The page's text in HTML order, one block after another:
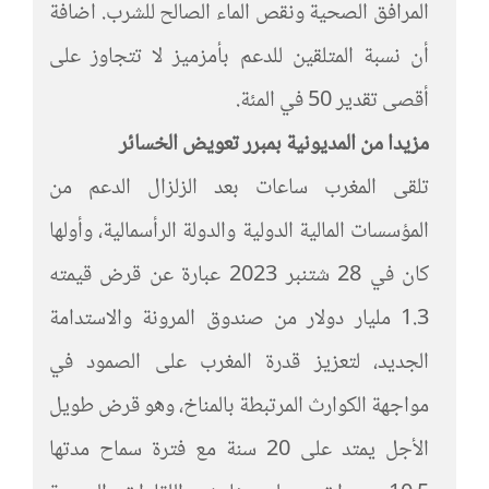
المرافق الصحية ونقص الماء الصالح للشرب. اضافة
أن نسبة المتلقين للدعم بأمزميز لا تتجاوز على
أقصى تقدير 50 في المئة.
مزيدا من المديونية بمبرر تعويض الخسائر
تلقى المغرب ساعات بعد الزلزال الدعم من
المؤسسات المالية الدولية والدولة الرأسمالية، وأولها
كان في 28 شتنبر 2023 عبارة عن قرض قيمته
1.3 مليار دولار من صندوق المرونة والاستدامة
الجديد، لتعزيز قدرة المغرب على الصمود في
مواجهة الكوارث المرتبطة بالمناخ، وهو قرض طويل
الأجل يمتد على 20 سنة مع فترة سماح مدتها